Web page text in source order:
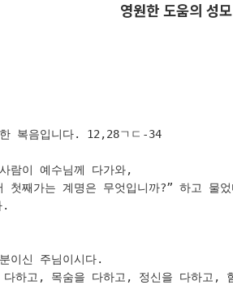
영원한 도움의 성
복음입니다. 12,28ㄱㄷ-34
람이 예수님께 다가와,
첫째가는 계명은 무엇입니까?” 하고 물
.
이신 주님이시다.
다하고, 목숨을 다하고, 정신을 다하고,